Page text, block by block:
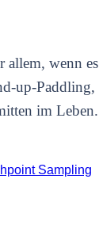
allem, wenn es
up-Paddling,
im Leben.
Sampling